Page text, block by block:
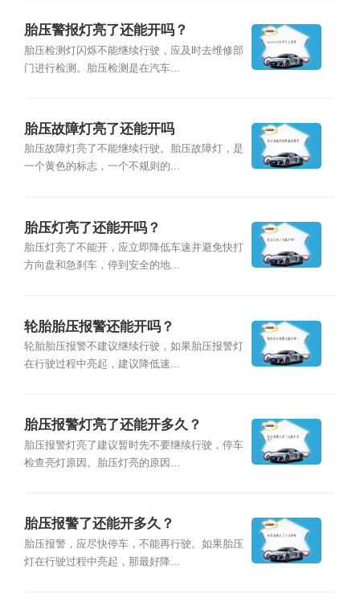
胎压警报灯亮了还能开吗？
胎压检测灯闪烁不能继续行驶，应及时去维修部
门进行检测。胎压检测是在汽车...
胎压故障灯亮了还能开吗
胎压故障灯亮了不能继续行驶。胎压故障灯，是
一个黄色的标志，一个不规则的...
胎压灯亮了还能开吗？
胎压灯亮了不能开，应立即降低车速并避免快打
方向盘和急刹车，停到安全的地...
轮胎胎压报警还能开吗？
轮胎胎压报警不建议继续行驶，如果胎压报警灯
在行驶过程中亮起，建议降低速...
胎压报警灯亮了还能开多久？
胎压报警灯亮了建议暂时先不要继续行驶，停车
检查亮灯原因。胎压灯亮的原因...
胎压报警了还能开多久？
胎压报警，应尽快停车，不能再行驶。如果胎压
灯在行驶过程中亮起，那最好降...